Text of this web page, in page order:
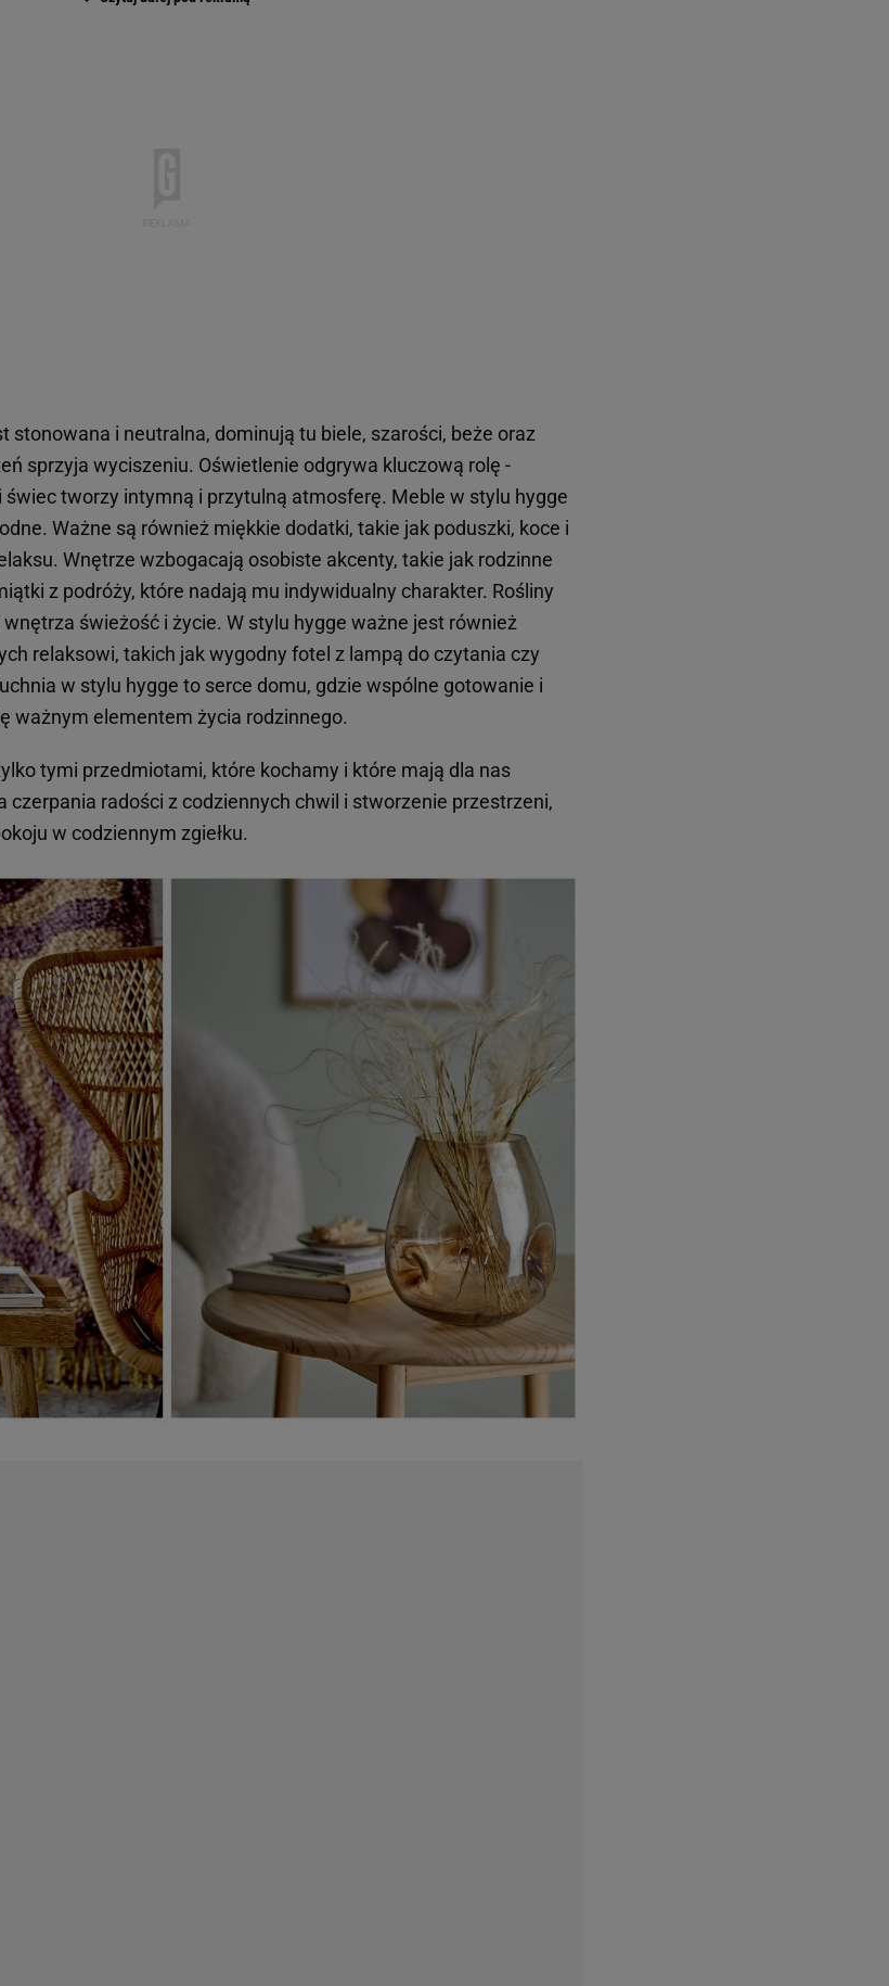
stonowana i neutralna, dominują tu biele, szarości, beże oraz
sprzyja wyciszeniu. Oświetlenie odgrywa kluczową rolę -
świec tworzy intymną i przytulną atmosferę. Meble w stylu hygge
Ważne są również miękkie dodatki, takie jak poduszki, koce i
Wnętrze wzbogacają osobiste akcenty, takie jak rodzinne
z podróży, które nadają mu indywidualny charakter. Rośliny
świeżość i życie. W stylu hygge ważne jest również
relaksowi, takich jak wygodny fotel z lampą do czytania czy
w stylu hygge to serce domu, gdzie wspólne gotowanie i
ważnym elementem życia rodzinnego.
tymi przedmiotami, które kochamy i które mają dla nas
czerpania radości z codziennych chwil i stworzenie przestrzeni,
w codziennym zgiełku.